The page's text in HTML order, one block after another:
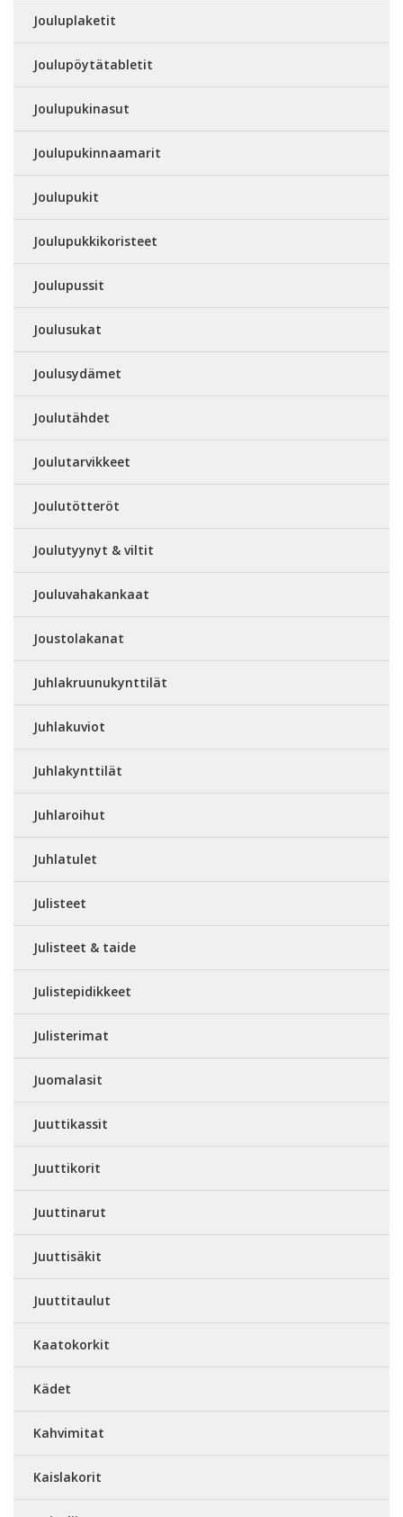
Jouluplaketit
Joulupöytätabletit
Joulupukinasut
Joulupukinnaamarit
Joulupukit
Joulupukkikoristeet
Joulupussit
Joulusukat
Joulusydämet
Joulutähdet
Joulutarvikkeet
Joulutötteröt
Joulutyynyt & viltit
Jouluvahakankaat
Joustolakanat
Juhlakruunukynttilät
Juhlakuviot
Juhlakynttilät
Juhlaroihut
Juhlatulet
Julisteet
Julisteet & taide
Julistepidikkeet
Julisterimat
Juomalasit
Juuttikassit
Juuttikorit
Juuttinarut
Juuttisäkit
Juuttitaulut
Kaatokorkit
Kädet
Kahvimitat
Kaislakorit